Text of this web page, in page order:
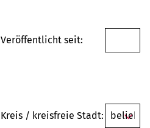
Veröffentlicht seit:
Kreis / kreisfreie Stadt: